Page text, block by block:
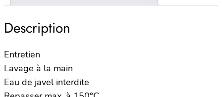
–
Description
Entretien
Lavage à la main
Eau de javel interdite